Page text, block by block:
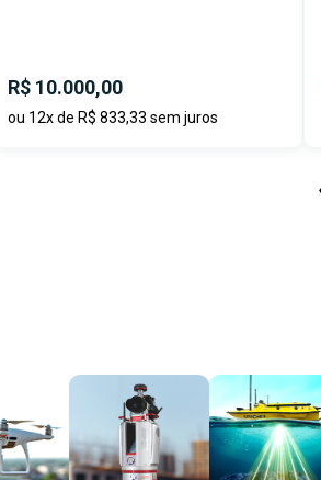
R$ 10.000,00
ou 12x de R$ 833,33 sem juros